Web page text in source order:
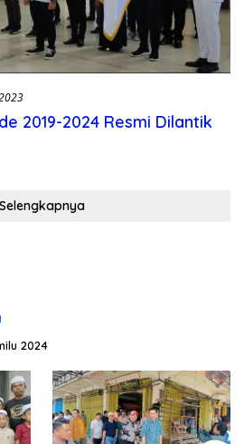
2019-2024 Resmi Dilantik
Selengkapnya
2024